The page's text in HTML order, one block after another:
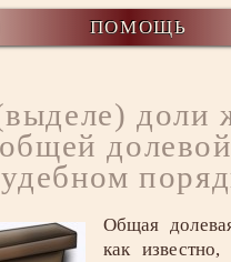
ПОМОЩЬ
доли
Общая
как